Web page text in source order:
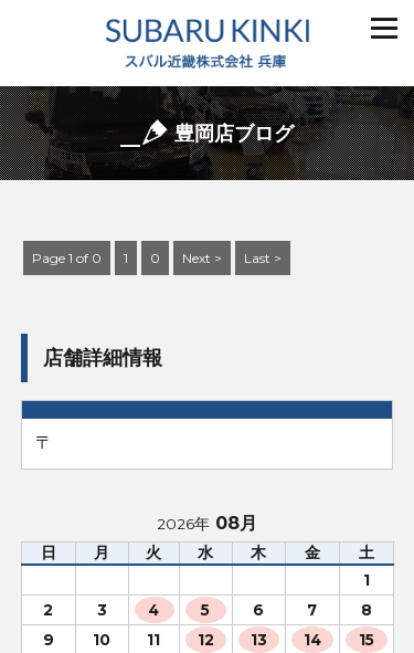
豊岡店ブログ
Page 1 of 0 1 0 Next > Last >
店舗詳細情報
〒
2026年 08月
日 月 火 水 木 金 土
1
2
3 4 5 6 7
8
9
10 11 12 13 14
15